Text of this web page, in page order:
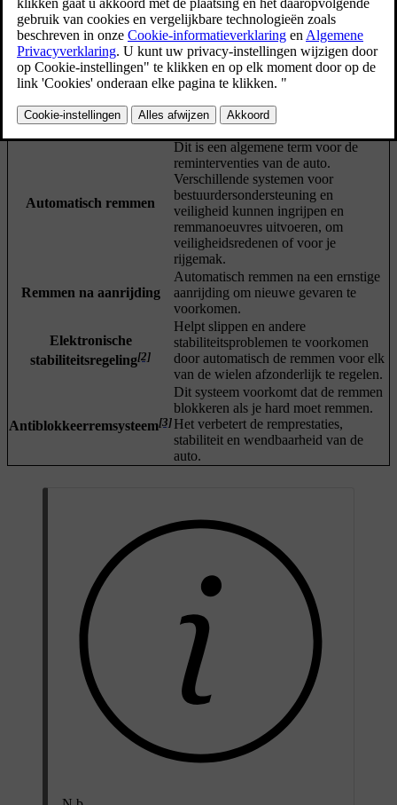
Regeneratief remmen
Vertraagt de auto door de beweging
van de auto te benutten om de accu op
te laden.[1]
Wrijvingsremmen
Remt de auto met de schijfremmen af.
Parkeerrem
Houdt de geparkeerde auto op zijn
plaats.
Automatische rem bij
stilstand (Auto hold)
Remt automatisch om de auto tegen te
houden als deze stilstaat.
Automatisch remmen
Dit is een algemene term voor de
reminterventies van de auto.
Verschillende systemen voor
bestuurdersondersteuning en
veiligheid kunnen ingrijpen en
remmanoeuvres uitvoeren, om
veiligheidsredenen of voor je
rijgemak.
Remmen na aanrijding
Automatisch remmen na een ernstige
aanrijding om nieuwe gevaren te
voorkomen.
Elektronische
stabiliteitsregeling[2]
Helpt slippen en andere
stabiliteitsproblemen te voorkomen
door automatisch de remmen voor elk
van de wielen afzonderlijk te regelen.
Antiblokkeerremsysteem[3]
Dit systeem voorkomt dat de remmen
blokkeren als je hard moet remmen.
Het verbetert de remprestaties,
stabiliteit en wendbaarheid van de
auto.